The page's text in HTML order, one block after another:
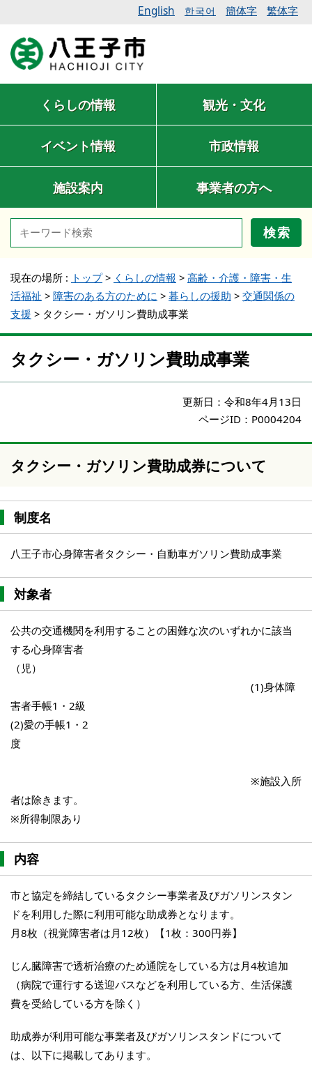
English 한국어 簡体字 繁体字
くらしの情報 観光・文化
イベント情報 市政情報
施設案内 事業者の方へ
検索
現在の場所 : トップ> くらしの情報 > 高齢・介護・障害・生
活福祉 > 障害のある方のために > 暮らしの援助 > 交通関係の
支援 > タクシー・ガソリン費助成事業
タクシー・ガソリン費助成事業
更新日： 令和8年4月13日
ページID：P0004204
タクシー・ガソリン費助成券について
制度名
八王子市心身障害者タクシー・自動車ガソリン費助成事業
対象者
公共の交通機関を利用することの困難な次のいずれかに該当
する心身障害者
（児）
(1)身体障
害者手帳1・2級
(2)愛の手帳1・2
度
※施設入所
者は除きます。
※所得制限あり
内容
市と協定を締結しているタクシー事業者及びガソリンスタン
ドを利用した際に利用可能な助成券となります。
月8枚（視覚障害者は月12枚）【1枚：300円券】
じん臓障害で透析治療のため通院をしている方は月4枚追加
（病院で運行する送迎バスなどを利用している方、生活保護
費を受給している方を除く）
助成券が利用可能な事業者及びガソリンスタンドについて
は、以下に掲載してあります。